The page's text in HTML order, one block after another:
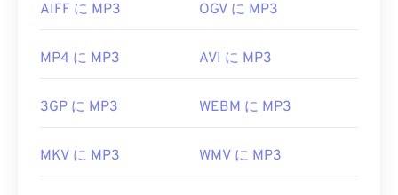
AIFF に MP3 OGV に MP3
MP4 に MP3 AVI に MP3
3GP に MP3 WEBM に MP3
MKV に MP3 WMV に MP3